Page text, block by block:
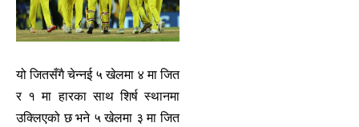
यो जितसँगै चेन्नई ५ खेलमा ४ मा जित
र १ मा हारका साथ शिर्ष स्थानमा
उक्लिएको छ भने ५ खेलमा ३ मा जित